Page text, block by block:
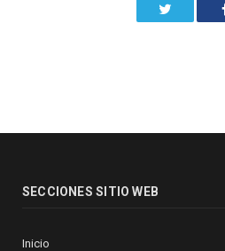
SECCIONES SITIO WEB
Inicio